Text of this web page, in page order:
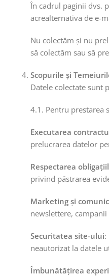
În cadrul paginii dvs.
acrealternativa de e-
Nu colectăm și nu
să colectăm sau să
Scopurile și
Datele colectate sunt
4.1. Pentru prestarea
Executarea
prelucrarea datelor
Respectarea
privind păstrarea
Marketing și
newslettere,
Securitatea site-ului:
neautorizat la datele
Îmbunătățirea